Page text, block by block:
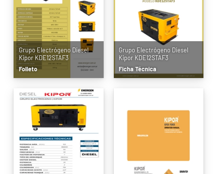
Grupo Electrógeno Diesel
Kipor KDE12STAF3
Folleto
Grupo Electrógeno Diesel
Kipor KDE12STAF3
Ficha Técnica